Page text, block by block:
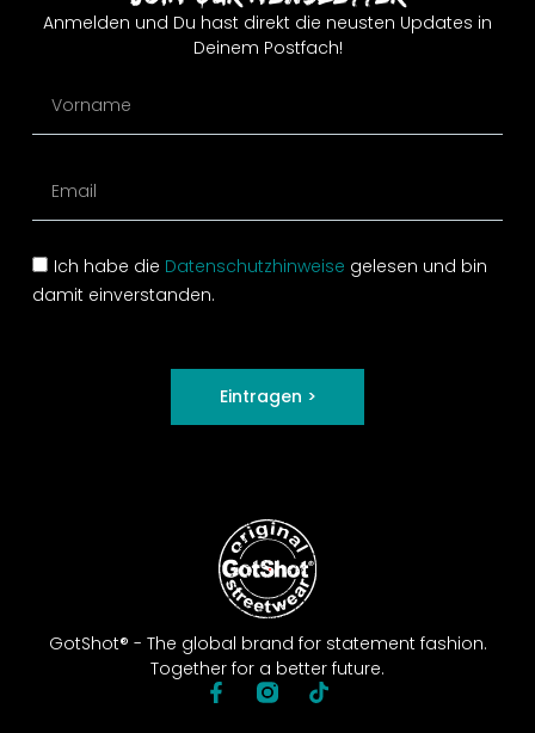
GotShot® - The global brand for statement fashion.
Together for a better future.
Anmelden und Du hast direkt die neusten Updates in
Deinem Postfach!
Ich habe die Datenschutzhinweise gelesen und bin
damit einverstanden.
Eintragen >